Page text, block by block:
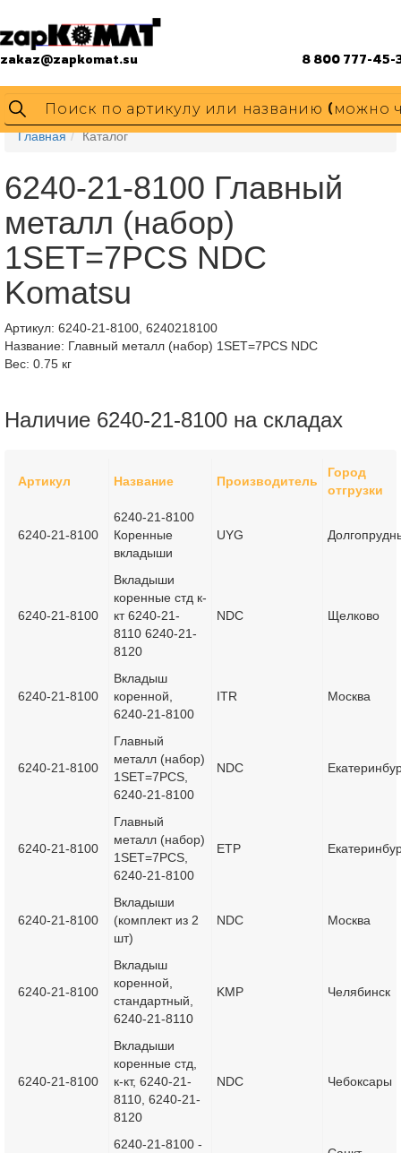
zakaz@zapkomat.su 8 800 777-45-
Главная Каталог
6240-21-8100 Главный
металл (набор)
1SET=7PCS NDC
Komatsu
Артикул: 6240-21-8100, 6240218100
Название: Главный металл (набор) 1SET=7PCS NDC
Вес: 0.75 кг
Наличие 6240-21-8100 на складах
Артикул Название Производитель
Город
отгрузки
6240-21-8100
6240-21-8100
Коренные
вкладыши
UYG
6240-21-8100
Вкладыши
коренные стд к-
кт 6240-21-
8110 6240-21-
8120
NDC Щелково
6240-21-8100
Вкладыш
коренной,
6240-21-8100
ITR Москва
6240-21-8100
Главный
металл (набор)
1SET=7PCS,
6240-21-8100
NDC
6240-21-8100
Главный
металл (набор)
1SET=7PCS,
6240-21-8100
ETP
6240-21-8100
Вкладыши
(комплект из 2
шт)
NDC Москва
6240-21-8100
Вкладыш
коренной,
стандартный,
6240-21-8110
KMP Челябинск
6240-21-8100
Вкладыши
коренные стд,
к-кт, 6240-21-
8110, 6240-21-
8120
NDC Чебоксары
6240-21-8100 -